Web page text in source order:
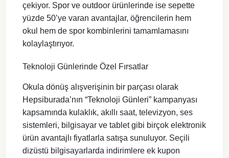
çekiyor. Spor ve outdoor ürünlerinde ise sepette
yüzde 50’ye varan avantajlar, öğrencilerin hem
okul hem de spor kombinlerini tamamlamasını
kolaylaştırıyor.
Teknoloji Günlerinde Özel Fırsatlar
Okula dönüş alışverişinin bir parçası olarak
Hepsiburada’nın “Teknoloji Günleri” kampanyası
kapsamında kulaklık, akıllı saat, televizyon, ses
sistemleri, bilgisayar ve tablet gibi birçok elektronik
ürün avantajlı fiyatlarla satışa sunuluyor. Seçili
dizüstü bilgisayarlarda indirimlere ek kupon